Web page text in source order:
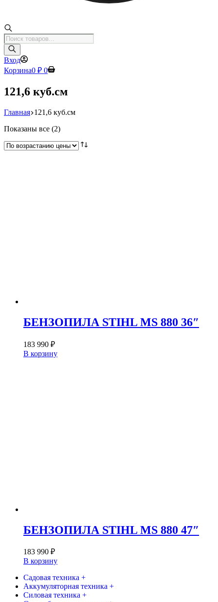
Поиск
товаров
Вход
Корзина0 ₽ 0
121,6 куб.см
Главная 121,6 куб.см
Показаны все (2)Цены:
возрастанию
БЕНЗОПИЛА STIHL MS 880 36″
183 990 ₽
В корзину
БЕНЗОПИЛА STIHL MS 880 47″
183 990 ₽
В корзину
Садовая техника +
Аккумуляторная техника +
Силовая техника +